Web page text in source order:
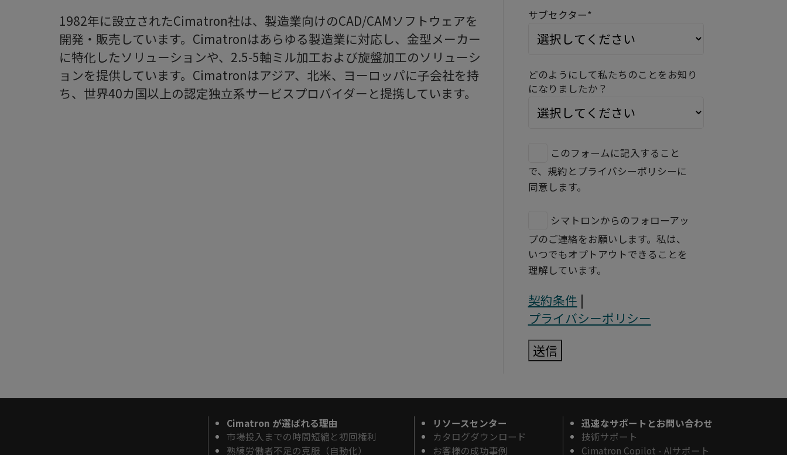
1982年に設立されたCimatron社は、製造業向けのCAD/CAMソフトウェアを
開発・販売しています。Cimatronはあらゆる製造業に対応し、金型メーカー
に特化したソリューションや、2.5-5軸ミル加工および旋盤加工のソリューシ
ョンを提供しています。Cimatronはアジア、北米、ヨーロッパに子会社を持
ち、世界40カ国以上の認定独立系サービスプロバイダーと提携しています。
サブセクター*
どのようにして私たちのことをお知り
になりましたか？
このフォームに記入すること
で、規約とプライバシーポリシーに
同意します。
シマトロンからのフォローアッ
プのご連絡をお願いします。私は、
いつでもオプトアウトできることを
理解しています。
契約条件 |
プライバシーポリシー
送信
Cimatron が選ばれる理由
市場投入までの時間短縮と初回権利
熟練労働者不足の克服（自動化）
リソースセンター
カタログダウンロード
お客様の成功事例
迅速なサポートとお問い合わせ
技術サポート
Cimatron Copilot - AIサポート